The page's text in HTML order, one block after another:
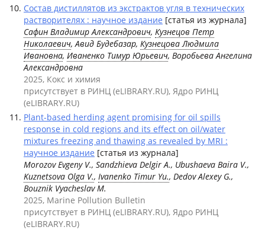
Состав дистиллятов из экстрактов угля в технических
растворителях : научное издание [статья из журнала]
Сафин Владимир Александрович, Кузнецов Петр
Николаевич, Авид Будебазар, Кузнецова Людмила
Ивановна, Иваненко Тимур Юрьевич, Воробьева Ангелина
Александровна
2025, Кокс и химия
присутствует в РИНЦ (eLIBRARY.RU), Ядро РИНЦ
(eLIBRARY.RU)
Plant-based herding agent promising for oil spills
response in cold regions and its effect on oil/water
mixtures freezing and thawing as revealed by MRI :
научное издание [статья из журнала]
Morozov Evgeny V., Sandzhieva Delgir A., Ubushaeva Baira V.,
Kuznetsova Olga V., Ivanenko Timur Yu., Dedov Alexey G.,
Bouznik Vyacheslav M.
2025, Marine Pollution Bulletin
присутствует в РИНЦ (eLIBRARY.RU), Ядро РИНЦ
(eLIBRARY.RU)